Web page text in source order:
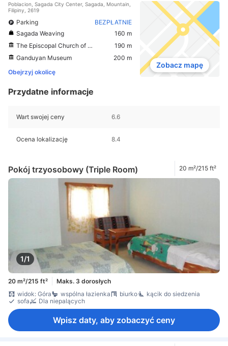
Poblacion, Sagada City Center, Sagada, Mountain,
Filipiny, 2619
Parking
BEZPŁATNIE
Sagada Weaving
160 m
The Episcopal Church of Saint Mary the Virgin
190 m
Ganduyan Museum
200 m
Obejrzyj okolicę
Zobacz mapę
Przydatne informacje
Wart swojej ceny 6.6
Ocena lokalizację 8.4
Pokój trzyosobowy (Triple Room) 20 m²/215 ft²
1/1
20 m²/215 ft²
Maks. 3 dorosłych
widok: Góra
wspólna łazienka biurko
kącik do siedzenia
sofa
Dla niepalących
Wpisz daty, aby zobaczyć ceny